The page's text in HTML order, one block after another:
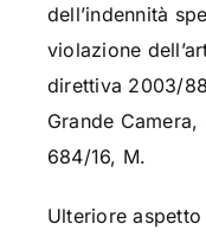
dell’indennità
violazione
direttiva 2003/
Grande
684/16, M.
Ulteriore